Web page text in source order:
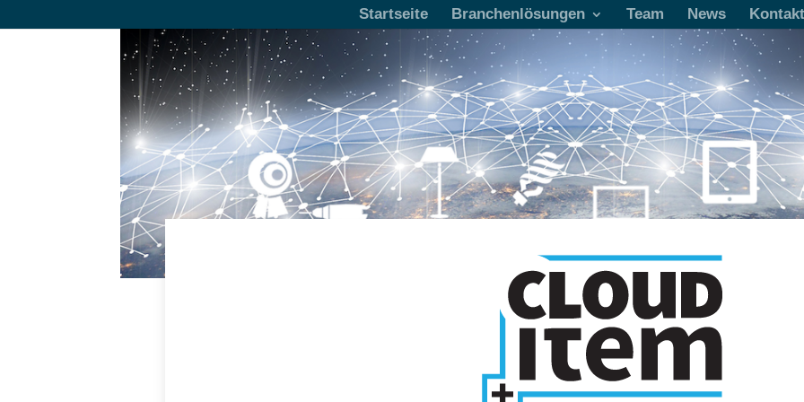
Startseite Branchenlösungen Team News Kontakt